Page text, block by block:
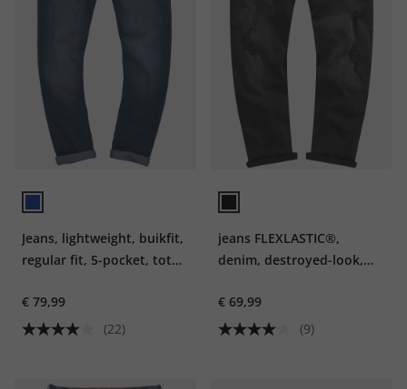
Jeans, lightweight, buikfit,
regular fit, 5-pocket, tot
€ 79,99
(22)
jeans FLEXLASTIC®,
denim, destroyed-look,
€ 69,99
(9)